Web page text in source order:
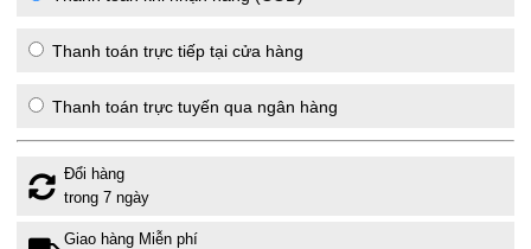
Thanh toán trực tiếp tại cửa hàng
Thanh toán trực tuyến qua ngân hàng
Đổi hàng
trong 7 ngày
Giao hàng Miễn phí